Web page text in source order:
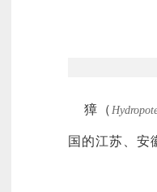
獐（
国的江苏、安